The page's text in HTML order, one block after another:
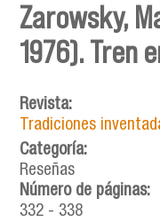
Se
Zarowsky,
1976). Tren
Revista:
Tradiciones
Categoría:
Reseñas
Número de páginas:
332 - 338